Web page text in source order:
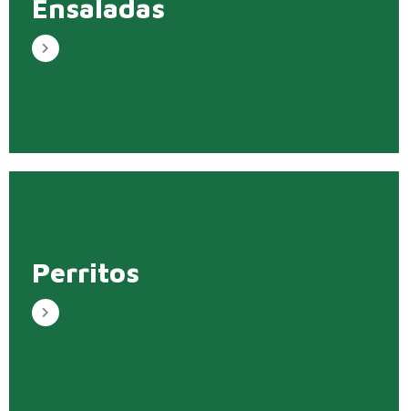
Ensaladas
Perritos